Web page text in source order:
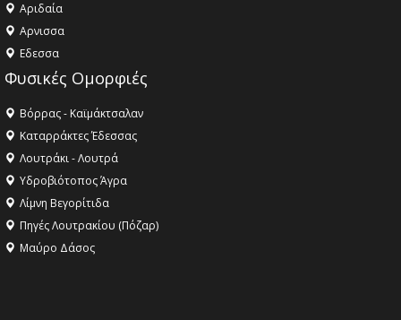
Αριδαία
Aρνισσα
Eδεσσα
Φυσικές Ομορφιές
Βόρρας - Καϊμάκτσαλαν
Καταρράκτες Έδεσσας
Λουτράκι - Λουτρά
Υδροβιότοπος Άγρα
Λίμνη Βεγορίτιδα
Πηγές Λουτρακίου (Πόζαρ)
Μαύρο Δάσος